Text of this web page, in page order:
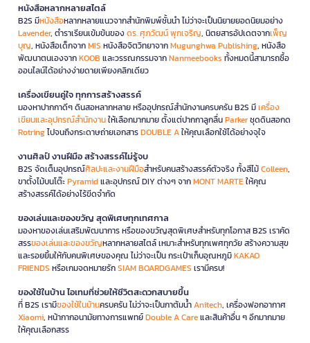
หนังสือหลากหลายสไตล์
B2S มีหนังสือหลากหลายแนวจากสำนักพิมพ์ชั้นนำ ไม่ว่าจะเป็นนิยายยอดนิยมอย่าง
Lavender, ตำราเรียนเข้มข้นของดร. ศุภวัฒน์ พุกเจริญ, นิตยสารอัปเดตจากเพ็ญ
บุญ, หนังสือเด็กจากMIS หนังสือจิตวิทยาจากMugunghwa Publishing, หนังสือ
พัฒนาตนเองจากKOOB และวรรณกรรมจากNanmeebooks ทั้งหมดนี้สามารถซื้อ
ออนไลน์ได้อย่างง่ายดายเพียงคลิกเดียว
เครื่องเขียนคู่ใจ ทุกการสร้างสรรค์
มองหาปากกาดีๆ ดินสอหลากหลาย หรืออุปกรณ์สำนักงานครบครัน B2S มีเครื่อง
เขียนและอุปกรณ์สำนักงานให้เลือกมากมาย ตั้งแต่ปากกาลูกลื่นParkerชุดดินสอกด
Rotringไปจนถึงกระดาษถ่ายเอกสารDOUBLE Aให้คุณเลือกใช้ได้อย่างจุใจ
งานศิลป์ งานฝีมือ สร้างสรรค์ไม่รู้จบ
B2S จัดเต็มอุปกรณ์ศิลปะและงานฝีมือสำหรับคนสร้างสรรค์ตัวจริง ทั้งสีไม้Colleen,
ขาตั้งไม้บนโต๊ะPyramidและอุปกรณ์ DIY ต่างๆ จากMONT MARTEให้คุณ
สร้างสรรค์ได้อย่างไร้ขีดจำกัด
ของเล่นและของขวัญ สุดพิเศษทุกเทศกาล
มองหาของเล่นเสริมพัฒนาการ หรือของขวัญสุดพิเศษสำหรับทุกโอกาส B2S เราคัด
สรรของเล่นและของขวัญหลากหลายสไตล์ เหมาะสำหรับทุกเพศทุกวัย สร้างความสุข
และรอยยิ้มให้กับคนพิเศษของคุณ ไม่ว่าจะเป็น กระเป๋าเก็บอุณหภูมิKAKAO
FRIENDS หรือเกมจดหมายรักSIAM BOARDGAMES เรามีครบ!
ของใช้ในบ้าน ไอเทมที่ช่วยให้ชีวิตสะดวกสบายขึ้น
ที่ B2S เรามีของใช้ในบ้านครบครัน ไม่ว่าจะเป็นกาต้มน้ำAnitech, เครื่องฟอกอากาศ
Xiaomi, หน้ากากอนามัยทางการแพทย์Double A Careและสินค้าอื่น ๆ อีกมากมาย
ให้คุณเลือกสรร